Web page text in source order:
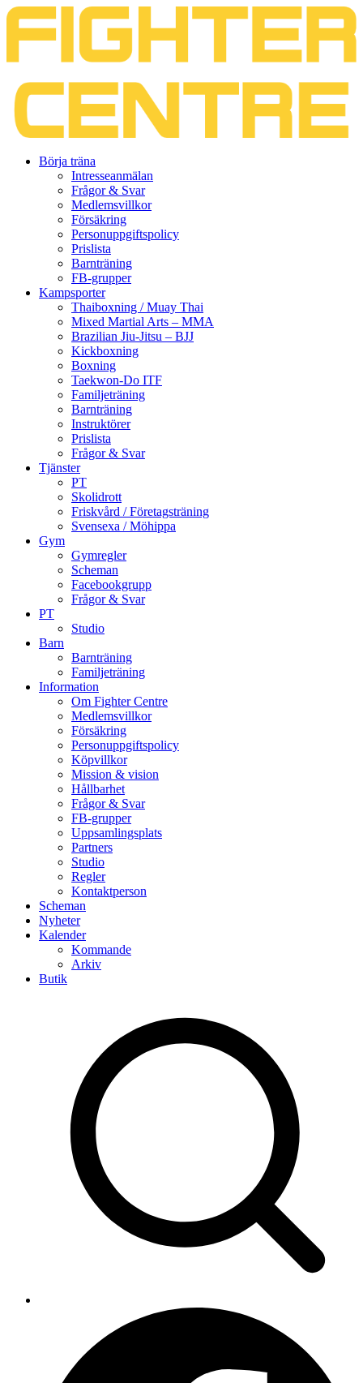
Börja träna
Intresseanmälan
Frågor & Svar
Medlemsvillkor
Försäkring
Personuppgiftspolicy
Prislista
Barnträning
FB-grupper
Kampsporter
Thaiboxning / Muay Thai
Mixed Martial Arts – MMA
Brazilian Jiu-Jitsu – BJJ
Kickboxning
Boxning
Taekwon-Do ITF
Familjeträning
Barnträning
Instruktörer
Prislista
Frågor & Svar
Tjänster
PT
Skolidrott
Friskvård / Företagsträning
Svensexa / Möhippa
Gym
Gymregler
Scheman
Facebookgrupp
Frågor & Svar
PT
Studio
Barn
Barnträning
Familjeträning
Information
Om Fighter Centre
Medlemsvillkor
Försäkring
Personuppgiftspolicy
Köpvillkor
Mission & vision
Hållbarhet
Frågor & Svar
FB-grupper
Uppsamlingsplats
Partners
Studio
Regler
Kontaktperson
Scheman
Nyheter
Kalender
Kommande
Arkiv
Butik